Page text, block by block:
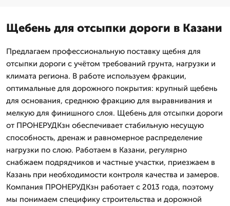
Щебень для отсыпки дороги в Казани
Предлагаем профессиональную поставку щебня для
отсыпки дороги с учётом требований грунта, нагрузки и
климата региона. В работе используем фракции,
оптимальные для дорожного покрытия: крупный щебень
для основания, среднюю фракцию для выравнивания и
мелкую для финишного слоя. Щебень для отсыпки дороги
от ПРОНЕРУДКзн обеспечивает стабильную несущую
способность, дренаж и равномерное распределение
нагрузки по слою. Работаем в Казани, регулярно
снабжаем подрядчиков и частные участки, приезжаем в
Казань при необходимости контроля качества и замеров.
Компания ПРОНЕРУДКзн работает с 2013 года, поэтому
мы понимаем специфику строительства и дорожной